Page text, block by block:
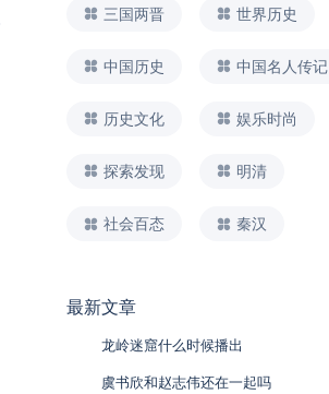
三国两晋 世界历史
中国历史 中国名人传记
历史文化 娱乐时尚
探索发现 明清
社会百态 秦汉
最新文章
龙岭迷窟什么时候播出
虞书欣和赵志伟还在一起吗